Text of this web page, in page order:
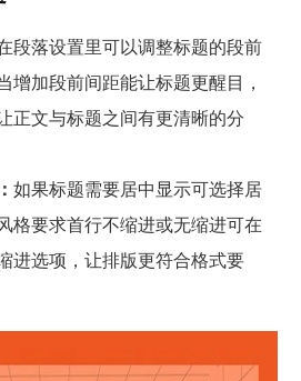
段落设置里可以调整标题的段前
增加段前间距能让标题更醒目，
正文与标题之间有更清晰的分
如果标题需要居中显示可选择居
格要求首行不缩进或无缩进可在
进选项，让排版更符合格式要